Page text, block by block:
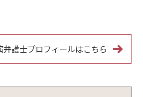
弁護士プロフィールはこちら